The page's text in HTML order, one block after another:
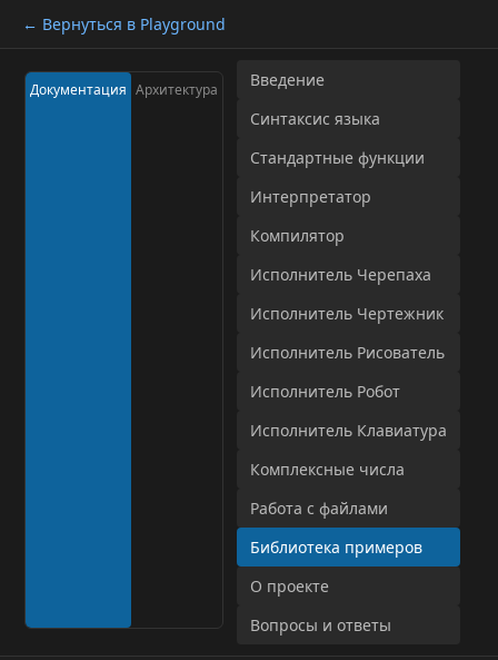
← Вернуться в Playground
Документация Архитектура
Введение
Синтаксис языка
Стандартные функции
Интерпретатор
Компилятор
Исполнитель Черепаха
Исполнитель Чертежник
Исполнитель Рисователь
Исполнитель Робот
Исполнитель Клавиатура
Комплексные числа
Работа с файлами
Библиотека примеров
О проекте
Вопросы и ответы